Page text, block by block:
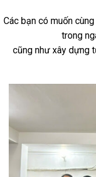
Các bạn có muốn
trong
cũng như xây dựng